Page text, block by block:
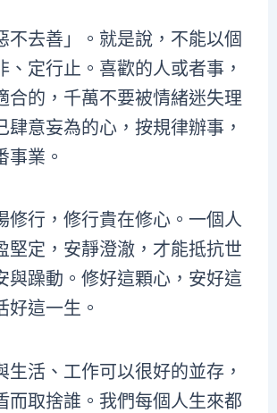
不去善」。就是說，不能以個
、定行止。喜歡的人或者事，
合的，千萬不要被情緒迷失理
肆意妄為的心，按規律辦事，
事業。
修行，修行貴在修心。一個人
堅定，安靜澄澈，才能抵抗世
與躁動。修好這顆心，安好這
好這一生。
生活、工作可以很好的並存，
而取捨誰。我們每個人生來都